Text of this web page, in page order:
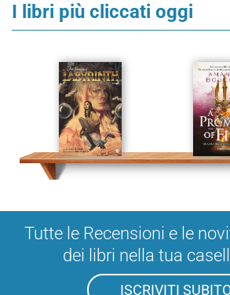
I libri più cliccati oggi
Tutte le Recensioni e le
dei libri nella tua
ISCRIVITI